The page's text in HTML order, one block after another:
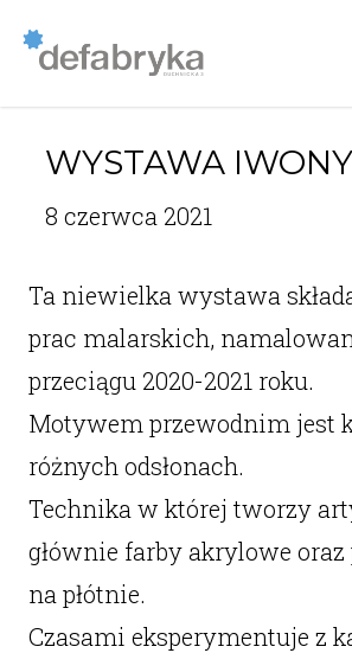
WYSTAWA
8 czerwca 2021
Ta niewielka wystawa
prac malarskich,
przeciągu 2020-2021 roku.
Motywem przewodnim jest
różnych odsłonach.
Technika w której tworzy
głównie farby akrylowe oraz
na płótnie.
Czasami eksperymentuje z